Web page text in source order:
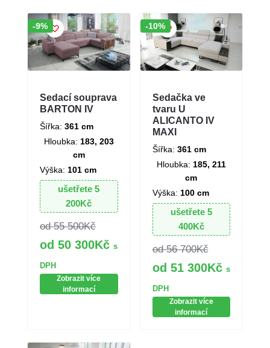
Sleva!
-9%
Sedací souprava
BARTON IV
Šířka: 361 cm
Hloubka: 183, 203
cm
Výška: 101 cm
ušetřete5
200Kč
55 500Kč
50 300Kč s
DPH
Zobrazit více
informací
Sleva!
-10%
Sedačka ve
tvaru U
ALICANTO IV
MAXI
Šířka: 361 cm
Hloubka: 185, 211
cm
Výška: 100 cm
ušetřete 5
400Kč
56 700Kč
51 300Kč s
DPH
Zobrazit více
informací